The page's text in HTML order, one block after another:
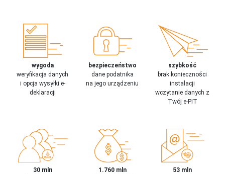
wygoda
weryfikacja danych
i opcja wysyłki e-
deklaracji
bezpieczeństwo
dane podatnika
na jego urządzeniu
szybkość
brak konieczności
instalacji
wczytanie danych z
Twój e-PIT
30 mln
1.760 mln
53 mln